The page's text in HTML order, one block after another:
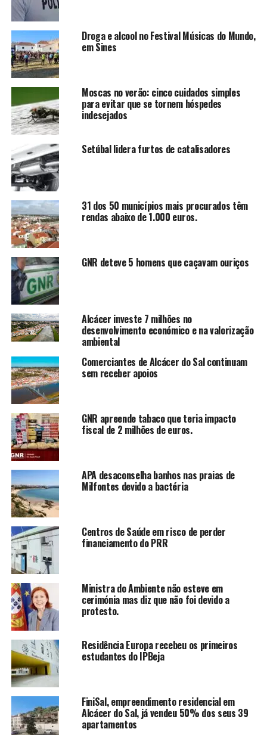
Droga e alcool no Festival Músicas do Mundo,
em Sines
Moscas no verão: cinco cuidados simples
para evitar que se tornem hóspedes
indesejados
Setúbal lidera furtos de catalisadores
31 dos 50 municípios mais procurados têm
rendas abaixo de 1.000 euros.
GNR deteve 5 homens que caçavam ouriços
Alcácer investe 7 milhões no
desenvolvimento económico e na valorização
ambiental
Comerciantes de Alcácer do Sal continuam
sem receber apoios
GNR apreende tabaco que teria impacto
fiscal de 2 milhões de euros.
APA desaconselha banhos nas praias de
Milfontes devido a bactéria
Centros de Saúde em risco de perder
financiamento do PRR
Ministra do Ambiente não esteve em
cerimónia mas diz que não foi devido a
protesto.
Residência Europa recebeu os primeiros
estudantes do IPBeja
FiniSal, empreendimento residencial em
Alcácer do Sal, já vendeu 50% dos seus 39
apartamentos